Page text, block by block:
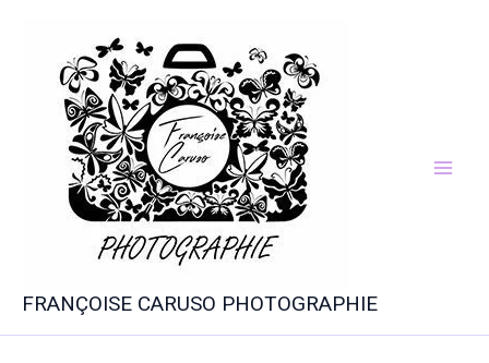
contenu
FRANÇOISE CARUSO PHOTOGRAPHIE